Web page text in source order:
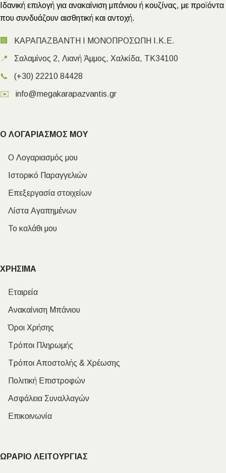
Ιδανική επιλογή για ανακαίνιση μπάνιου ή κουζίνας, με προϊόντα
που συνδυάζουν αισθητική και αντοχή.
🏢 ΚΑΡΑΠΑΖΒΑΝΤΗ Ι ΜΟΝΟΠΡΟΣΩΠΗ Ι.Κ.Ε.
📍 Σαλαμίνος 2, Λιανή Άμμος, Χαλκίδα, ΤΚ34100
📞 (+30) 22210 84428
✉️ info@megakarapazvantis.gr
Ο ΛΟΓΑΡΙΑΣΜΟΣ ΜΟΥ
Ο Λογαριασμός μου
Ιστορικό Παραγγελιών
Επεξεργασία στοιχείων
Λίστα Αγαπημένων
Το καλάθι μου
ΧΡΗΣΙΜΑ
Εταιρεία
Ανακαίνιση Μπάνιου
Όροι Χρήσης
Τρόποι Πληρωμής
Τρόποι Αποστολής & Χρέωσης
Πολιτική Επιστροφών
Ασφάλεια Συναλλαγών
Επικοινωνία
ΩΡΑΡΙΟ ΛΕΙΤΟΥΡΓΙΑΣ